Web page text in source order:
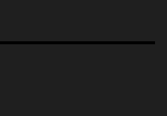
Deliberante de San
edificio de Montiagudo